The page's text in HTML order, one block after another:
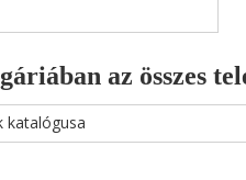
az összes
katalógusa